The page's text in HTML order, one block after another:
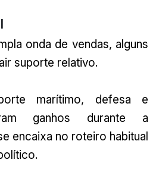
onda de vendas, alguns
suporte relativo.
marítimo, defesa e
ganhos durante a
encaixa no roteiro habitual